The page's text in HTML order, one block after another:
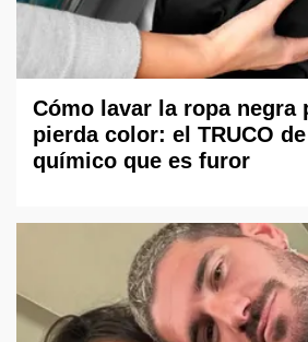
Cómo lavar la ropa negra
pierda color: el TRUCO
químico que es furor